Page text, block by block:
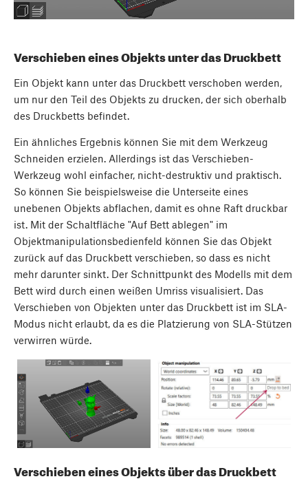
Verschieben eines Objekts unter das Druckbett
Ein Objekt kann unter das Druckbett verschoben werden,
um nur den Teil des Objekts zu drucken, der sich oberhalb
des Druckbetts befindet.
Ein ähnliches Ergebnis können Sie mit dem Werkzeug
Schneiden erzielen. Allerdings ist das Verschieben-
Werkzeug wohl einfacher, nicht-destruktiv und praktisch.
So können Sie beispielsweise die Unterseite eines
unebenen Objekts abflachen, damit es ohne Raft druckbar
ist. Mit der Schaltfläche "Auf Bett ablegen" im
Objektmanipulationsbedienfeld können Sie das Objekt
zurück auf das Druckbett verschieben, so dass es nicht
mehr darunter sinkt. Der Schnittpunkt des Modells mit dem
Bett wird durch einen weißen Umriss visualisiert. Das
Verschieben von Objekten unter das Druckbett ist im SLA-
Modus nicht erlaubt, da es die Platzierung von SLA-Stützen
verwirren würde.
Verschieben eines Objekts über das Druckbett